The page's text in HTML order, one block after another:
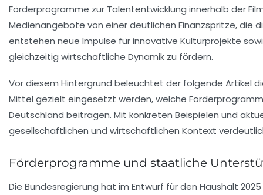
Förderprogramme zur Talententwicklung innerhalb der
Medienangebote von einer deutlichen Finanzspritze, die
entstehen neue Impulse für innovative Kulturprojekte
gleichzeitig wirtschaftliche Dynamik zu fördern.
Vor diesem Hintergrund beleuchtet der folgende Artikel
Mittel gezielt eingesetzt werden, welche
Deutschland beitragen. Mit konkreten Beispielen und
gesellschaftlichen und wirtschaftlichen Kontext
Förderprogramme und staatliche
Die Bundesregierung hat im Entwurf für den Haushalt